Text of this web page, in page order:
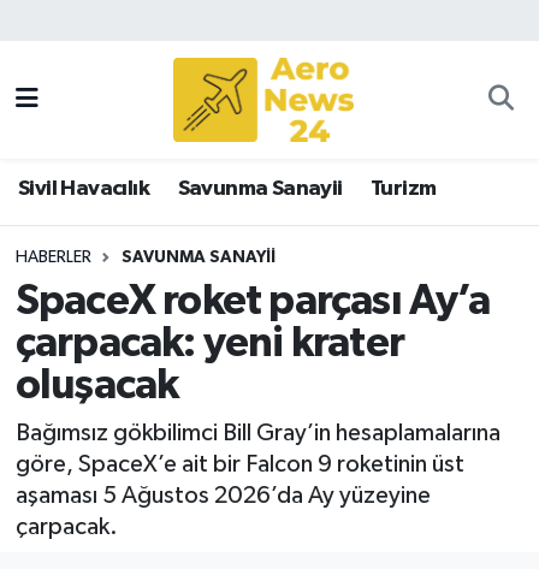
Sivil Havacılık Savunma Sanayii Turizm
HABERLER SAVUNMA SANAYII
SpaceX roket parçası Ay’a
çarpacak: yeni krater
oluşacak
Bağımsız gökbilimci Bill Gray’in hesaplamalarına
göre, SpaceX’e ait bir Falcon 9 roketinin üst
aşaması 5 Ağustos 2026’da Ay yüzeyine
çarpacak.